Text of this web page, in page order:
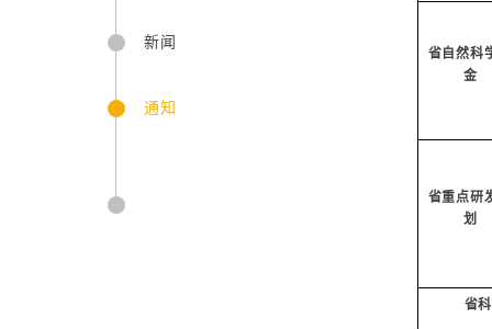
新闻
通知
省自然科
金
省重点研
划
省